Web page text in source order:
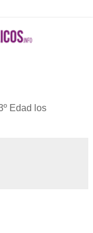
Edad los